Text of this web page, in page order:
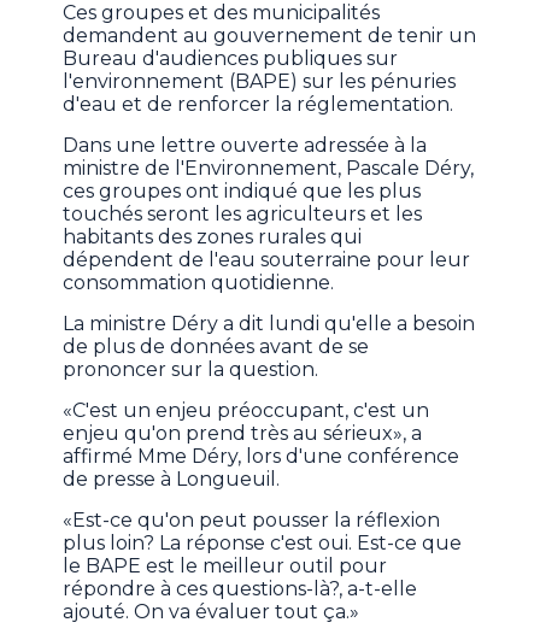
Ces groupes et des municipalités
demandent au gouvernement de tenir un
Bureau d'audiences publiques sur
l'environnement (BAPE) sur les pénuries
d'eau et de renforcer la réglementation.
Dans une lettre ouverte adressée à la
ministre de l'Environnement, Pascale Déry,
ces groupes ont indiqué que les plus
touchés seront les agriculteurs et les
habitants des zones rurales qui
dépendent de l'eau souterraine pour leur
consommation quotidienne.
La ministre Déry a dit lundi qu'elle a besoin
de plus de données avant de se
prononcer sur la question.
«C'est un enjeu préoccupant, c'est un
enjeu qu'on prend très au sérieux», a
affirmé Mme Déry, lors d'une conférence
de presse à Longueuil.
«Est-ce qu'on peut pousser la réflexion
plus loin? La réponse c'est oui. Est-ce que
le BAPE est le meilleur outil pour
répondre à ces questions-là?, a-t-elle
ajouté. On va évaluer tout ça.»